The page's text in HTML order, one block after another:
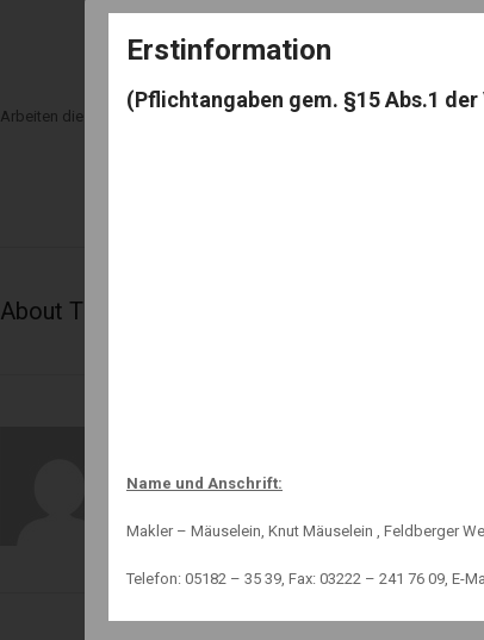
Arbeiten diese Rentner nun weil Ihnen langweilig ist, oder weil Sie
About The Author
Erstinformation
(Pflichtangaben gem. §15 Abs.1
Name und Anschrift:
Makler – Mäuselein, Knut Mäuselein , Feldberger
Telefon: 05182 – 35 39, Fax: 03222 – 241 76 09, E-
Status: